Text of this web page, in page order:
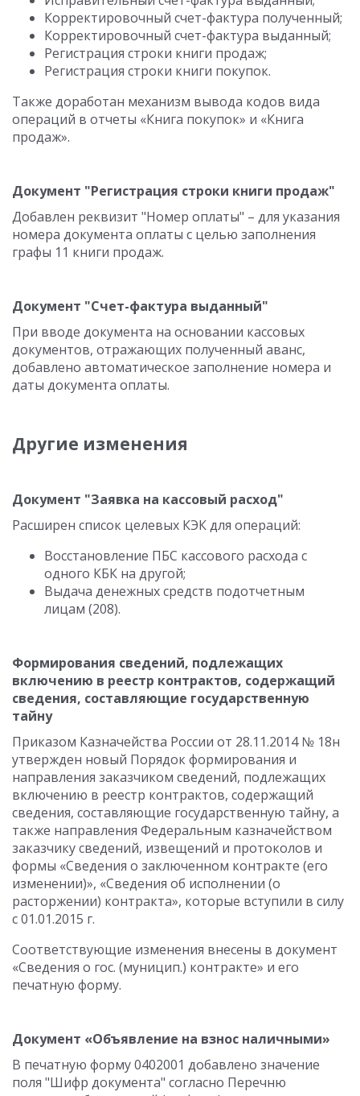
Корректировочный счет-фактура полученный;
Корректировочный счет-фактура выданный;
Регистрация строки книги продаж;
Регистрация строки книги покупок.
Также доработан механизм вывода кодов вида
операций в отчеты «Книга покупок» и «Книга
продаж».
Документ "Регистрация строки книги продаж"
Добавлен реквизит "Номер оплаты" – для указания
номера документа оплаты с целью заполнения
графы 11 книги продаж.
Документ "Счет-фактура выданный"
При вводе документа на основании кассовых
документов, отражающих полученный аванс,
добавлено автоматическое заполнение номера и
даты документа оплаты.
Другие изменения
Документ "Заявка на кассовый расход"
Расширен список целевых КЭК для операций:
Восстановление ПБС кассового расхода с
одного КБК на другой;
Выдача денежных средств подотчетным
лицам (208).
Формирования сведений, подлежащих
включению в реестр контрактов, содержащий
сведения, составляющие государственную
тайну
Приказом Казначейства России от 28.11.2014 № 18н
утвержден новый Порядок формирования и
направления заказчиком сведений, подлежащих
включению в реестр контрактов, содержащий
сведения, составляющие государственную тайну, а
также направления Федеральным казначейством
заказчику сведений, извещений и протоколов и
формы «Сведения о заключенном контракте (его
изменении)», «Сведения об исполнении (о
расторжении) контракта», которые вступили в силу
с 01.01.2015 г.
Соответствующие изменения внесены в документ
«Сведения о гос. (муницип.) контракте» и его
печатную форму.
Документ «Объявление на взнос наличными»
В печатную форму 0402001 добавлено значение
поля "Шифр документа" согласно Перечню